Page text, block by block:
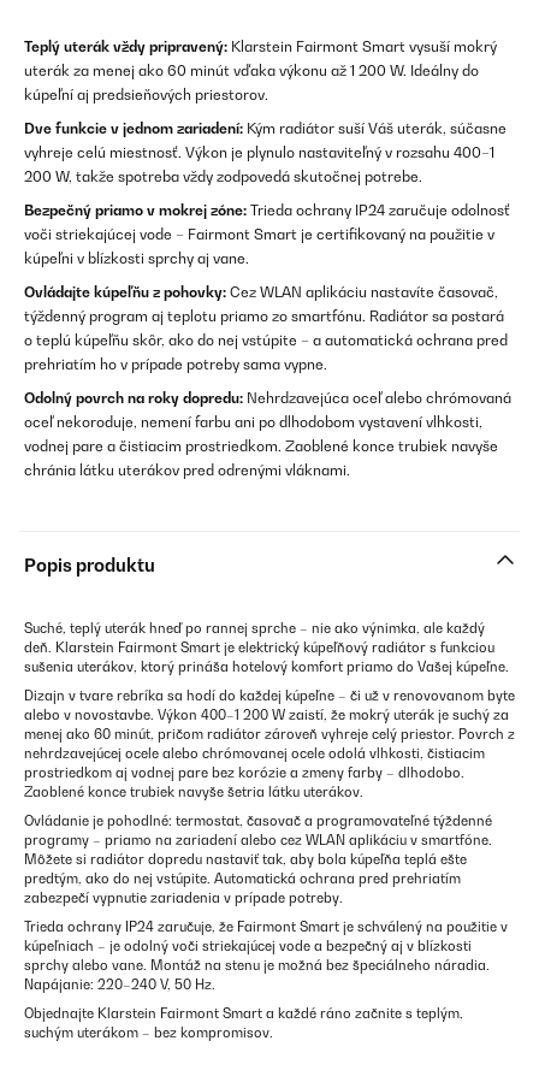
Teplý uterák vždy pripravený: Klarstein Fairmont Smart vysuší mokrý
uterák za menej ako 60 minút vďaka výkonu až 1 200 W. Ideálny do
kúpeľní aj predsieňových priestorov.
Dve funkcie v jednom zariadení: Kým radiátor suší Váš uterák, súčasne
vyhreje celú miestnosť. Výkon je plynulo nastaviteľný v rozsahu 400–1
200 W, takže spotreba vždy zodpovedá skutočnej potrebe.
Bezpečný priamo v mokrej zóne: Trieda ochrany IP24 zaručuje odolnosť
voči striekajúcej vode – Fairmont Smart je certifikovaný na použitie v
kúpeľni v blízkosti sprchy aj vane.
Ovládajte kúpeľňu z pohovky: Cez WLAN aplikáciu nastavíte časovač,
týždenný program aj teplotu priamo zo smartfónu. Radiátor sa postará
o teplú kúpeľňu skôr, ako do nej vstúpite – a automatická ochrana pred
prehriatím ho v prípade potreby sama vypne.
Odolný povrch na roky dopredu: Nehrdzavejúca oceľ alebo chrómovaná
oceľ nekoroduje, nemení farbu ani po dlhodobom vystavení vlhkosti,
vodnej pare a čistiacim prostriedkom. Zaoblené konce trubiek navyše
chránia látku uterákov pred odrenými vláknami.
Popis produktu
Suché, teplý uterák hneď po rannej sprche – nie ako výnimka, ale každý
deň. Klarstein Fairmont Smart je elektrický kúpeľňový radiátor s funkciou
sušenia uterákov, ktorý prináša hotelový komfort priamo do Vašej kúpeľne.
Dizajn v tvare rebríka sa hodí do každej kúpeľne – či už v renovovanom byte
alebo v novostavbe. Výkon 400–1 200 W zaistí, že mokrý uterák je suchý za
menej ako 60 minút, pričom radiátor zároveň vyhreje celý priestor. Povrch z
nehrdzavejúcej ocele alebo chrómovanej ocele odolá vlhkosti, čistiacim
prostriedkom aj vodnej pare bez korózie a zmeny farby – dlhodobo.
Zaoblené konce trubiek navyše šetria látku uterákov.
Ovládanie je pohodlné: termostat, časovač a programovateľné týždenné
programy – priamo na zariadení alebo cez WLAN aplikáciu v smartfóne.
Môžete si radiátor dopredu nastaviť tak, aby bola kúpeľňa teplá ešte
predtým, ako do nej vstúpite. Automatická ochrana pred prehriatím
zabezpečí vypnutie zariadenia v prípade potreby.
Trieda ochrany IP24 zaručuje, že Fairmont Smart je schválený na použitie v
kúpeľniach – je odolný voči striekajúcej vode a bezpečný aj v blízkosti
sprchy alebo vane. Montáž na stenu je možná bez špeciálneho náradia.
Napájanie: 220–240 V, 50 Hz.
Objednajte Klarstein Fairmont Smart a každé ráno začnite s teplým,
suchým uterákom – bez kompromisov.